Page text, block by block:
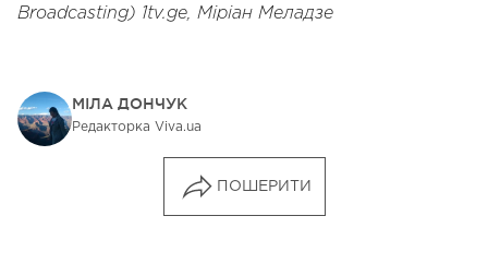
Broadcasting) 1tv.ge, Мiрiан Меладзе
МІЛА ДОНЧУК
Редакторка Viva.ua
ПОШЕРИТИ